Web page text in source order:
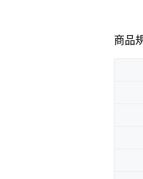
商品